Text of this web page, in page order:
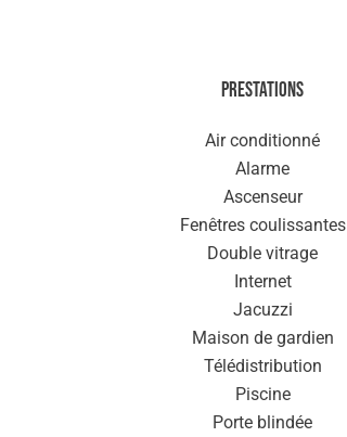
Prestations
Air conditionné
Alarme
Ascenseur
Fenêtres coulissantes
Double vitrage
Internet
Jacuzzi
Maison de gardien
Télédistribution
Piscine
Porte blindée